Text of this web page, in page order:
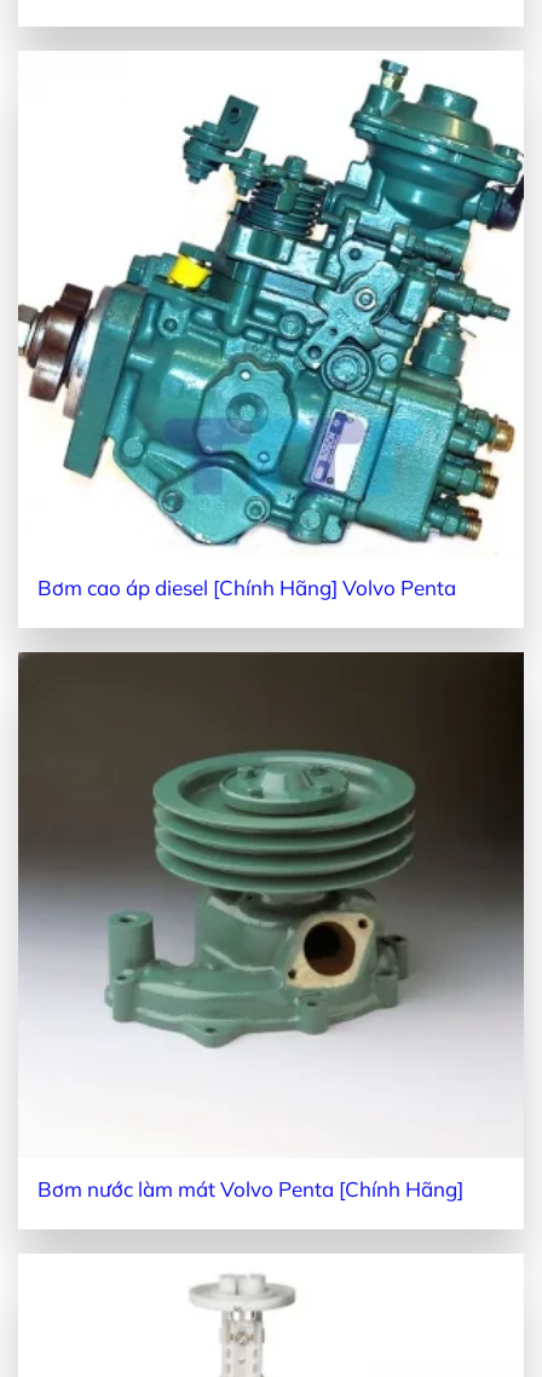
Bơm cao áp diesel [Chính Hãng] Volvo Penta
Bơm nước làm mát Volvo Penta [Chính Hãng]